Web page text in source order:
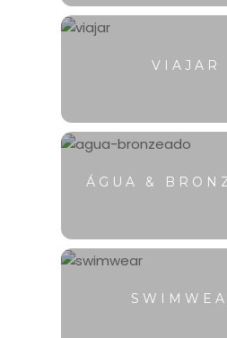
VIAJAR
ÁGUA &